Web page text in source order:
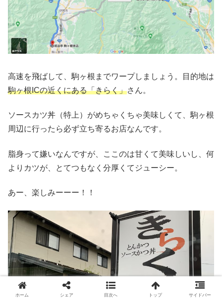
高速を飛ばして、駒ヶ根までワープしましょう。目的地は
駒ヶ根ICの近くにある「きらく」さん。
ソースカツ丼（特上）がめちゃくちゃ美味しくて、駒ヶ根
周辺に行ったら必ず立ち寄るお店なんです。
脂身って嫌いなんですが、ここのは甘くて美味しいし、何
よりカツが、とてつもなく分厚くてジューシー。
あー、楽しみーーー！！
ホーム シェア 目次へ トップ サイドバー